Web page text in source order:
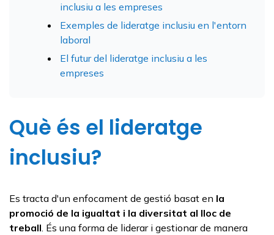
inclusiu a les empreses
Exemples de lideratge inclusiu en l'entorn
laboral
El futur del lideratge inclusiu a les
empreses
Què és el lideratge
inclusiu?
Es tracta d'un enfocament de gestió basat en la
promoció de la igualtat i la diversitat al lloc de
treball. És una forma de liderar i gestionar de manera